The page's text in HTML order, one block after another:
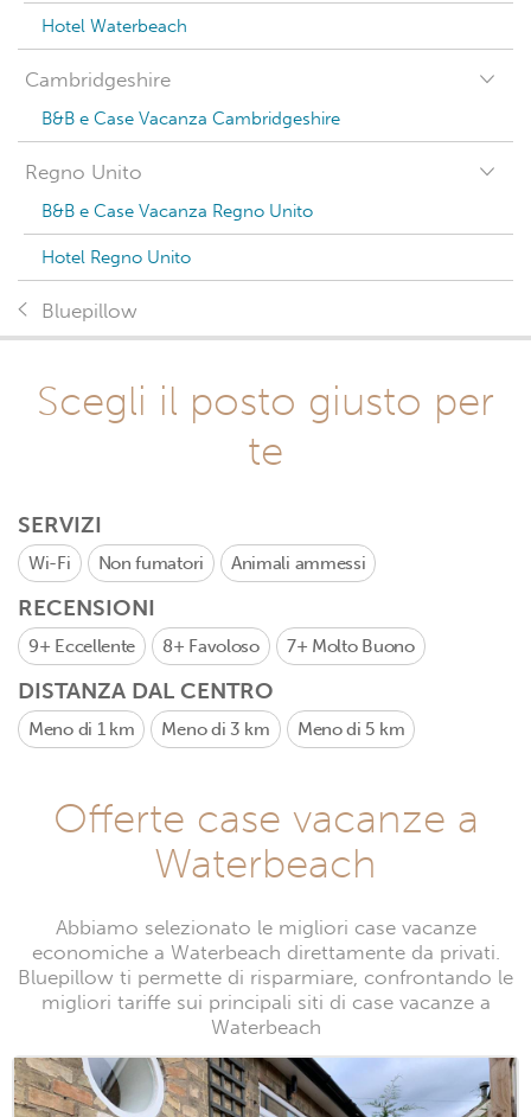
Hotel Waterbeach
Cambridgeshire
B&B e Case Vacanza Cambridgeshire
Regno Unito
B&B e Case Vacanza Regno Unito
Hotel Regno Unito
Bluepillow
Scegli il posto giusto per
te
SERVIZI
Wi-Fi Non fumatori Animali ammessi
RECENSIONI
9+ Eccellente 8+ Favoloso 7+ Molto Buono
DISTANZA DAL CENTRO
Meno di 1 km Meno di 3 km Meno di 5 km
Offerte case vacanze a
Waterbeach
Abbiamo selezionato le migliori case vacanze
economiche a Waterbeach direttamente da privati.
Bluepillow ti permette di risparmiare, confrontando le
migliori tariffe sui principali siti di case vacanze a
Waterbeach